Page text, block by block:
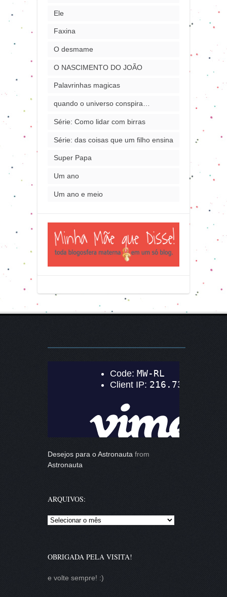
Ele
Faxina
O desmame
O NASCIMENTO DO JOÃO
Palavrinhas magicas
quando o universo conspira…
Série: Como lidar com birras
Série: das coisas que um filho ensina
Super Papa
Um ano
Um ano e meio
Desejos para o Astronauta from
Astronauta
ARQUIVOS:
Arquivos:
OBRIGADA PELA VISITA!
e volte sempre! :)